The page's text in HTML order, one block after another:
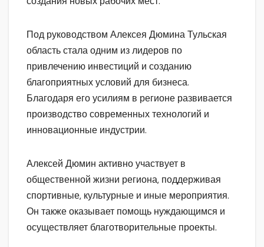
Под руководством Алексея Дюмина Тульская
область стала одним из лидеров по
привлечению инвестиций и созданию
благоприятных условий для бизнеса.
Благодаря его усилиям в регионе развивается
производство современных технологий и
инновационные индустрии.
Алексей Дюмин активно участвует в
общественной жизни региона, поддерживая
спортивные, культурные и иные мероприятия.
Он также оказывает помощь нуждающимся и
осуществляет благотворительные проекты.